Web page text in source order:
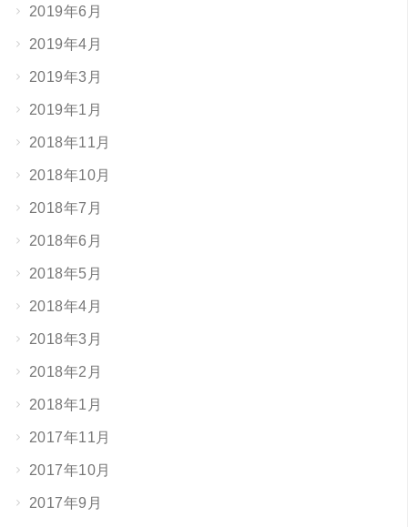
2019年6月
2019年4月
2019年3月
2019年1月
2018年11月
2018年10月
2018年7月
2018年6月
2018年5月
2018年4月
2018年3月
2018年2月
2018年1月
2017年11月
2017年10月
2017年9月